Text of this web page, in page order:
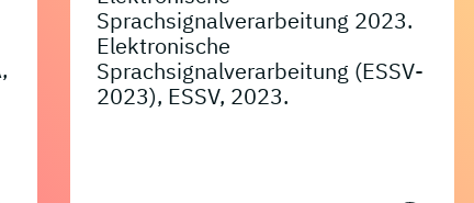
Sprachsignalverarbeitung 2023.
Elektronische
Sprachsignalverarbeitung (ESSV-
2023), ESSV, 2023.